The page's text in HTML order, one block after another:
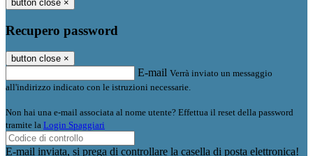
button close ×
Recupero password
button close ×
E-mail Verrà inviato un messaggio
all'indirizzo indicato con le istruzioni necessarie.
Non hai una e-mail associata al nome utente? Effettua il reset della password
tramite la Login Spaggiari
E-mail inviata, si prega di controllare la casella di posta elettronica!